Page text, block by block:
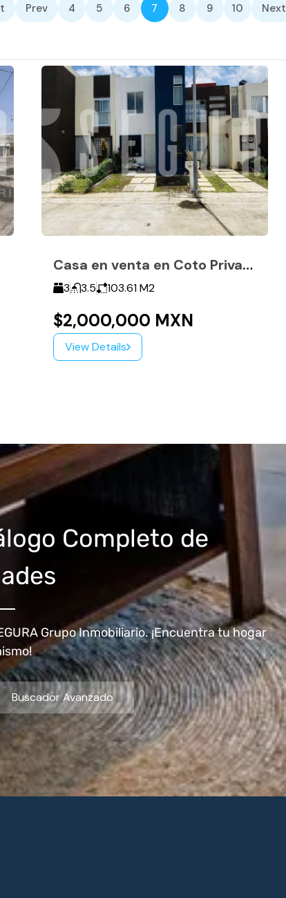
Prev 4 5 6 7 8 9 10 Next
Casa en venta en Coto Privado en Campo Real
3 3.5 103.61M2
$2,000,000 MXN
View Details
Completo de
Grupo Inmobiliario. ¡Encuentra tu hogar
Buscador Avanzado